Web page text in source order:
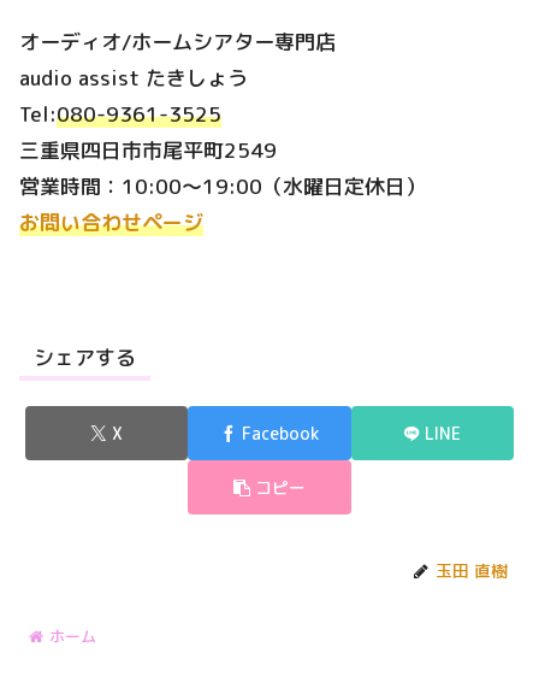
オーディオ/ホームシアター専門店
audio assist たきしょう
Tel:080-9361-3525
三重県四日市市尾平町2549
営業時間：10:00～19:00（水曜日定休日）
お問い合わせページ
シェアする
X Facebook LINE
コピー
玉田 直樹
ホーム